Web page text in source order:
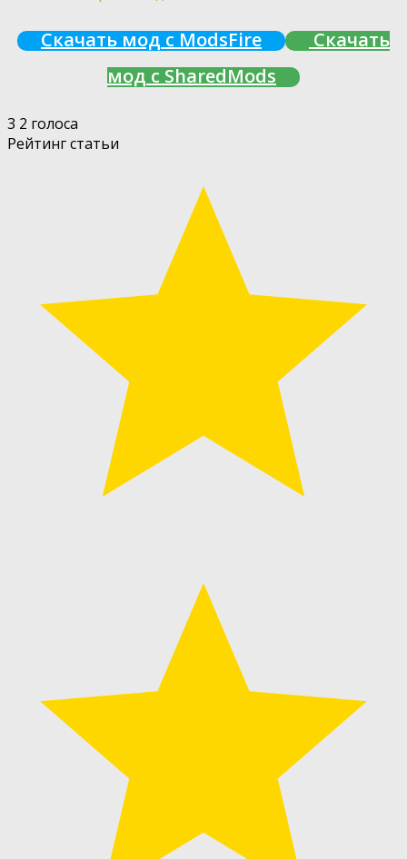
Скачать мод с ModsFire
Скачать
мод с SharedMods
3 2 голоса
Рейтинг статьи